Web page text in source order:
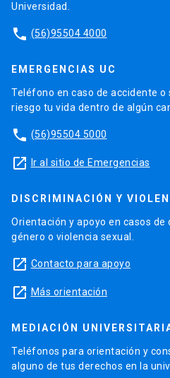
Universidad.
phone (56)95504 4000
EMERGENCIAS UC
Teléfono en caso de accidente o
riesgo tu vida dentro de algún
phone (56)95504 5000
launch Ir al sitio de Emergencias
DISCRIMINACIÓN Y
Orientación y apoyo en casos
género o violencia sexual.
launch Contacto para apoyo
launch Más orientación
MEDIACIÓN
Teléfonos para orientación y
alguno de tus derechos en la